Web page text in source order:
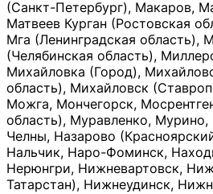
(Санкт-Петербург), Макаров,
Матвеев Курган (Ростовская
Мга (Ленинградская область),
(Челябинская область),
Михайловка (Город),
область), Михайловск
Можга, Мончегорск,
область), Муравленко,
Челны, Назарово
Нальчик, Наро-Фоминск,
Нерюнгри, Нижневартовск,
Татарстан), Нижнеудинск,